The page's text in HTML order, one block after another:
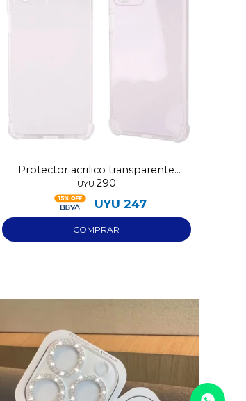
Protector acrilico transparente
Iphone 17
UYU 290
UYU 247